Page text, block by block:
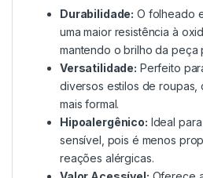
Durabilidade: O folheado
uma maior resistência à
mantendo o brilho da peça
Versatilidade: Perfeito
diversos estilos de roupas,
mais formal.
Hipoalergênico: Ideal
sensível, pois é menos
reações alérgicas.